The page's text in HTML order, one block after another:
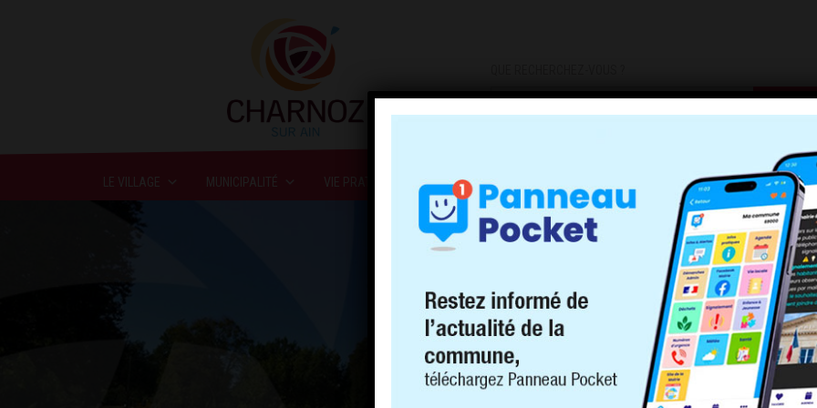
LE VILLAGE MUNICIPALITÉ VIE PRATIQUE DEMARCHES INSCRIPTIONS INFOS/